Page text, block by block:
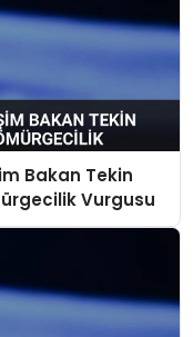
Bakan Tekin
Vurgusu